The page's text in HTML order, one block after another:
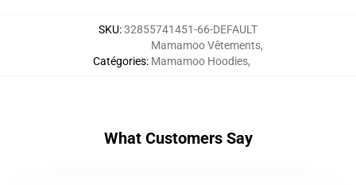
SKU:32855741451-66-DEFAULT
Catégories:
Mamamoo Vêtements,
Mamamoo Hoodies,
What Customers Say